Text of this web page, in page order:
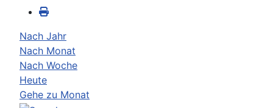
Nach Jahr
Nach Monat
Nach Woche
Heute
Gehe zu Monat